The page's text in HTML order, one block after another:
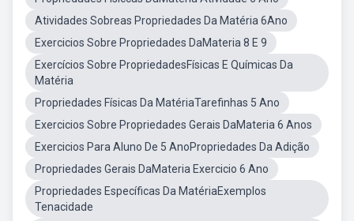
Atividades Sobreas Propriedades Da Matéria 6Ano
Exercicios Sobre Propriedades DaMateria 8 E 9
Exercícios Sobre PropriedadesFísicas E Químicas Da
Matéria
Propriedades Físicas Da MatériaTarefinhas 5 Ano
Exercicios Sobre Propriedades Gerais DaMateria 6 Anos
Exercicios Para Aluno De 5 AnoPropriedades Da Adição
Propriedades Gerais DaMateria Exercicio 6 Ano
Propriedades Específicas Da MatériaExemplos
Tenacidade